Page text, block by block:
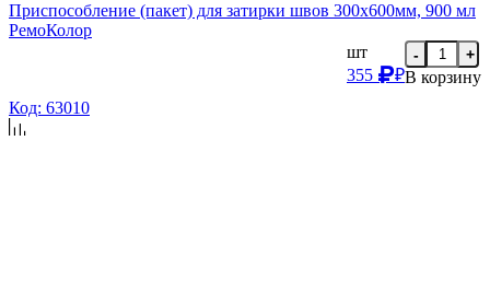
Приспособление (пакет) для затирки швов 300х600мм, 900 мл
РемоКолор
шт
355
₽
- +
В корзину
Код: 63010